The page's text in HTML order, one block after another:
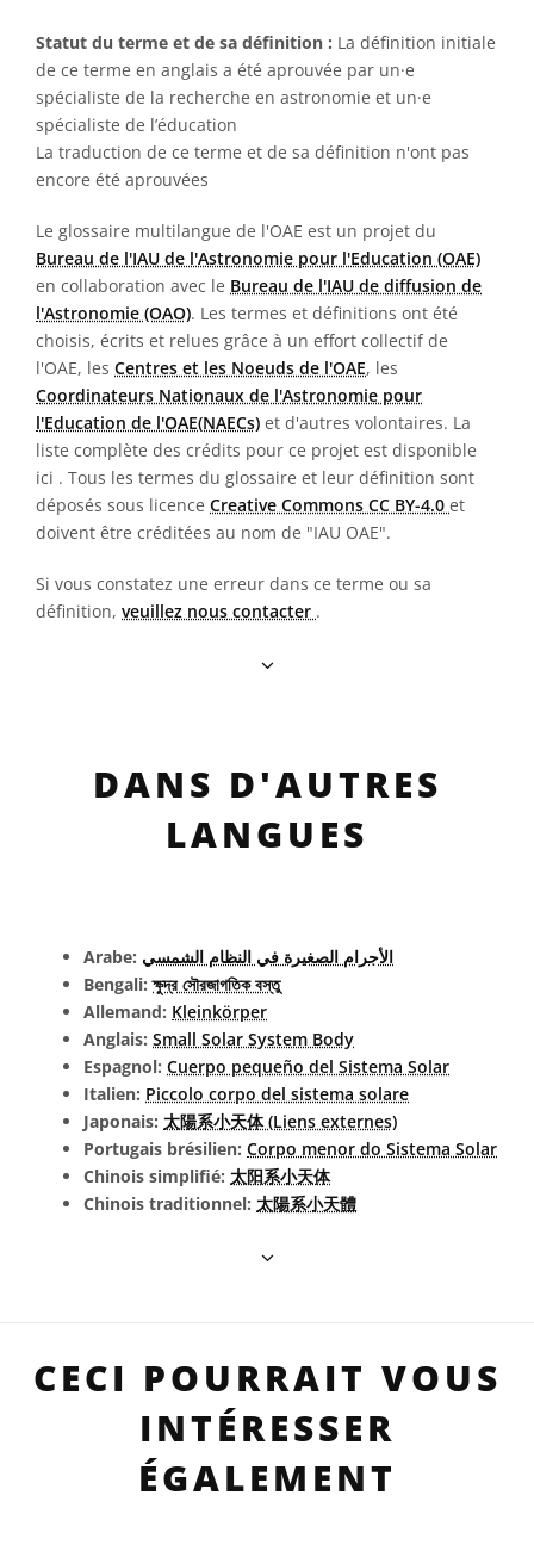
Statut du terme et de sa définition : La définition initiale
de ce terme en anglais a été aprouvée par un·e
spécialiste de la recherche en astronomie et un·e
spécialiste de l’éducation
La traduction de ce terme et de sa définition n'ont pas
encore été aprouvées
Le glossaire multilangue de l'OAE est un projet du
Bureau de l'IAU de l'Astronomie pour l'Education (OAE)
en collaboration avec le Bureau de l'IAU de diffusion de
l'Astronomie (OAO). Les termes et définitions ont été
choisis, écrits et relues grâce à un effort collectif de
l'OAE, les Centres et les Noeuds de l'OAE, les
Coordinateurs Nationaux de l'Astronomie pour
l'Education de l'OAE(NAECs) et d'autres volontaires. La
liste complète des crédits pour ce projet est disponible
ici . Tous les termes du glossaire et leur définition sont
déposés sous licence Creative Commons CC BY-4.0 et
doivent être créditées au nom de "IAU OAE".
Si vous constatez une erreur dans ce terme ou sa
définition, veuillez nous contacter .
DANS D'AUTRES
LANGUES
Arabe: الأجرام الصغيرة في النظام الشمسي
Bengali:ক্ষুদ্র সৌরজাগতিক বস্তু
Allemand: Kleinkörper
Anglais: Small Solar System Body
Espagnol: Cuerpo pequeño del Sistema Solar
Italien: Piccolo corpo del sistema solare
Japonais: 太陽系小天体 (Liens externes)
Portugais brésilien: Corpo menor do Sistema Solar
Chinois simplifié: 太阳系小天体
Chinois traditionnel: 太陽系小天體
CECI POURRAIT VOUS
INTÉRESSER
ÉGALEMENT